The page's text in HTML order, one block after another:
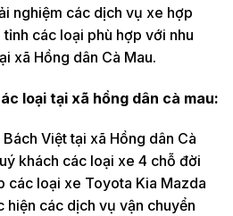
nghiệm các dịch vụ xe hợp
các loại phù hợp với nhu
xã Hồng dân Cà Mau.
loại tại xã hồng dân cà mau:
Việt tại xã Hồng dân Cà
khách các loại xe 4 chỗ đời
các loại xe Toyota Kia Mazda
các dịch vụ vận chuyển